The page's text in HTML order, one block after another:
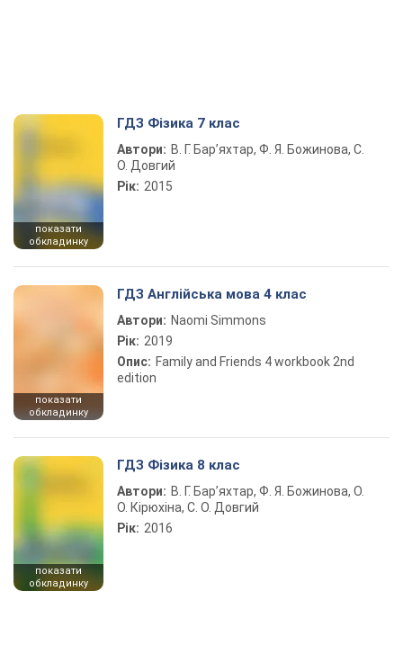
показати
обкладинку
ГДЗ Фізика 7 клас
Автори: В. Г. Бар’яхтар, Ф. Я. Божинова, С.
О. Довгий
Рік: 2015
показати
обкладинку
ГДЗ Англійська мова 4 клас
Автори: Naomi Simmons
Рік: 2019
Опис: Family and Friends 4 workbook 2nd
edition
показати
обкладинку
ГДЗ Фізика 8 клас
Автори: В. Г. Бар’яхтар, Ф. Я. Божинова, О.
О. Кірюхіна, С. О. Довгий
Рік: 2016